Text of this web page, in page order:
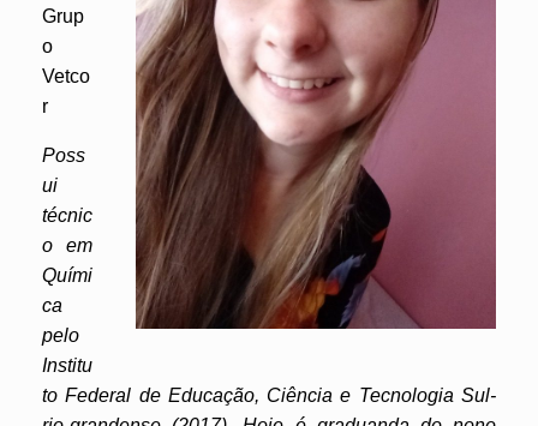
Grup
o
Vetco
r
Poss
ui
técnic
o em
Quími
ca
pelo
Institu
to Federal de Educação, Ciência e Tecnologia Sul-